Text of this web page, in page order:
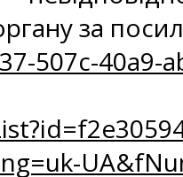
за
507c-40a9-